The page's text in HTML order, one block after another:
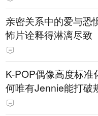
亲密关系中的爱与恐
怖片诠释得淋漓尽致
K-POP偶像高度标准
何唯有Jennie能打破